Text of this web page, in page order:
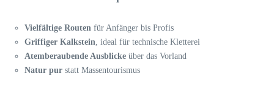
Vielfältige Routen für Anfänger bis Profis
Griffiger Kalkstein, ideal für technische Kletterei
Atemberaubende Ausblicke über das Vorland
Natur pur statt Massentourismus